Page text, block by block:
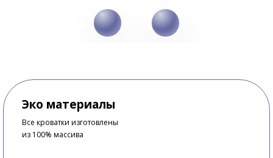
Эко материалы
Все кроватки изготовлены
из 100% массива